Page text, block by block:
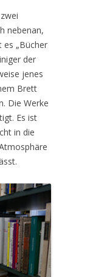
nebenan,
es „Bücher
der
jenes
Brett
Die Werke
Es ist
in die